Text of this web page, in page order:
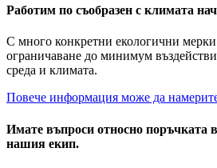
Работим по съобразен с климата
С много конкретни екологични мерки
ограничаване до минимум
среда и климата.
Повече информация може да
Имате въпроси относно поръчката
нашия екип.